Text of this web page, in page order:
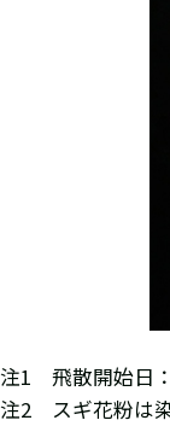
注1 飛散開始日
注2 スギ花粉は染